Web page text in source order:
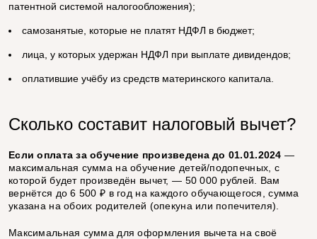
патентной системой налогообложения);
самозанятые, которые не платят НДФЛ в бюджет;
лица, у которых удержан НДФЛ при выплате дивидендов;
оплатившие учёбу из средств материнского капитала.
Сколько составит налоговый вычет?
Если оплата за обучение произведена до 01.01.2024 —
максимальная сумма на обучение детей/подопечных, с
которой будет произведён вычет, — 50 000 рублей. Вам
вернётся до 6 500 ₽ в год на каждого обучающегося, сумма
указана на обоих родителей (опекуна или попечителя).
Mаксимальная сумма для оформления вычета на своё